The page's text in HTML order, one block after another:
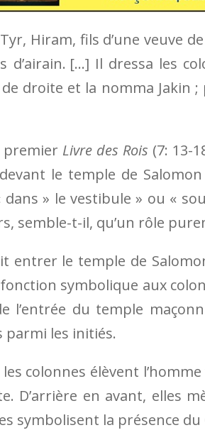
Hiram, fils d’une veuve
d’airain. […] Il dressa les
droite et la nomma Jakin
premier Livre des Rois (7: 13-
le temple de
» le vestibule » ou «
semble-t-il, qu’un rôle
entrer le temple de
symbolique aux
l’entrée du temple
parmi les initiés.
colonnes élèvent
D’arrière en avant, elles
symbolisent la présence du